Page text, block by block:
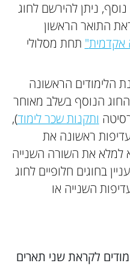
ניתן להירשם לחוג
התואר הראשון
אקדמית" תחת מסלולי
הלימודים הראשונה
הנוסף בשלב מאוחר
ותקנות שכר לימוד),
ראשונה את
למלא את השורה השנייה
בחוגים חלופיים לחוג
השנייה או
לקראת שני תארים